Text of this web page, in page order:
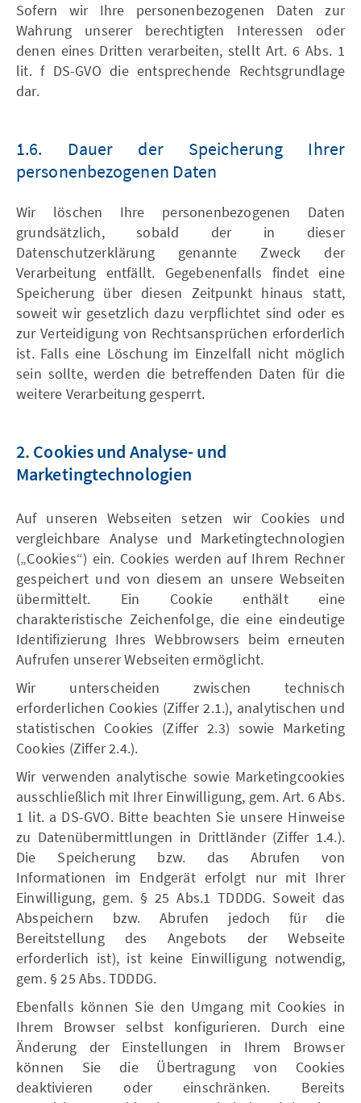
Sofern wir Ihre personenbezogenen Daten zur
Wahrung unserer berechtigten Interessen oder
denen eines Dritten verarbeiten, stellt Art. 6 Abs. 1
lit. f DS-GVO die entsprechende Rechtsgrundlage
dar.
1.6. Dauer der Speicherung Ihrer
personenbezogenen Daten
Wir löschen Ihre personenbezogenen Daten
grundsätzlich, sobald der in dieser
Datenschutzerklärung genannte Zweck der
Verarbeitung entfällt. Gegebenenfalls findet eine
Speicherung über diesen Zeitpunkt hinaus statt,
soweit wir gesetzlich dazu verpflichtet sind oder es
zur Verteidigung von Rechtsansprüchen erforderlich
ist. Falls eine Löschung im Einzelfall nicht möglich
sein sollte, werden die betreffenden Daten für die
weitere Verarbeitung gesperrt.
2. Cookies und Analyse- und
Marketingtechnologien
Auf unseren Webseiten setzen wir Cookies und
vergleichbare Analyse und Marketingtechnologien
(„Cookies“) ein. Cookies werden auf Ihrem Rechner
gespeichert und von diesem an unsere Webseiten
übermittelt. Ein Cookie enthält eine
charakteristische Zeichenfolge, die eine eindeutige
Identifizierung Ihres Webbrowsers beim erneuten
Aufrufen unserer Webseiten ermöglicht.
Wir unterscheiden zwischen technisch
erforderlichen Cookies (Ziffer 2.1.), analytischen und
statistischen Cookies (Ziffer 2.3) sowie Marketing
Cookies (Ziffer 2.4.).
Wir verwenden analytische sowie Marketingcookies
ausschließlich mit Ihrer Einwilligung, gem. Art. 6 Abs.
1 lit. a DS-GVO. Bitte beachten Sie unsere Hinweise
zu Datenübermittlungen in Drittländer (Ziffer 1.4.).
Die Speicherung bzw. das Abrufen von
Informationen im Endgerät erfolgt nur mit Ihrer
Einwilligung, gem. § 25 Abs.1 TDDDG. Soweit das
Abspeichern bzw. Abrufen jedoch für die
Bereitstellung des Angebots der Webseite
erforderlich ist), ist keine Einwilligung notwendig,
gem. § 25 Abs. TDDDG.
Ebenfalls können Sie den Umgang mit Cookies in
Ihrem Browser selbst konfigurieren. Durch eine
Änderung der Einstellungen in Ihrem Browser
können Sie die Übertragung von Cookies
deaktivieren oder einschränken. Bereits